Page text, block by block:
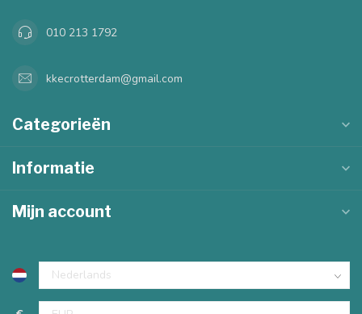
010 213 1792
kkecrotterdam@gmail.com
Categorieën
Informatie
Mijn account